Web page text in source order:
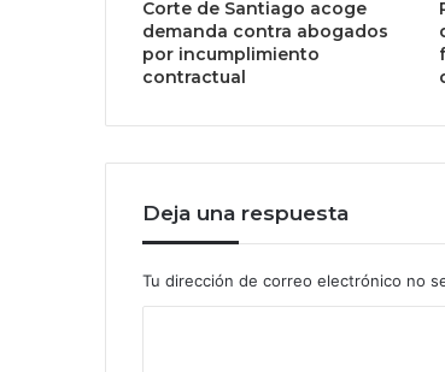
Corte de Santiago acoge
demanda contra abogados
por incumplimiento
contractual
Deja una respuesta
Tu dirección de correo electrónico no